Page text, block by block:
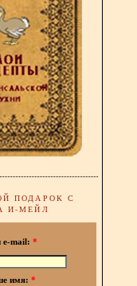
ПОДАРОК С
И-МЕЙЛ
e-mail: *
имя: *